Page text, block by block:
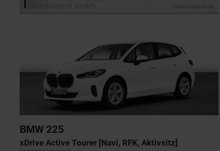
BMW 225
xDrive Active Tourer [Navi, RFK, Aktivsitz]